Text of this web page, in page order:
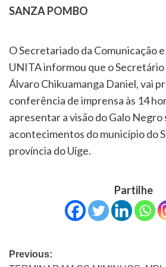
SANZA POMBO
O Secretariado da Comunicação
UNITA informou que o
Álvaro Chikuamanga Daniel, vai
conferência de imprensa às 14
apresentar a visão do Galo Negro
acontecimentos do município do
província do Uíge.
Partilhe
Previous: